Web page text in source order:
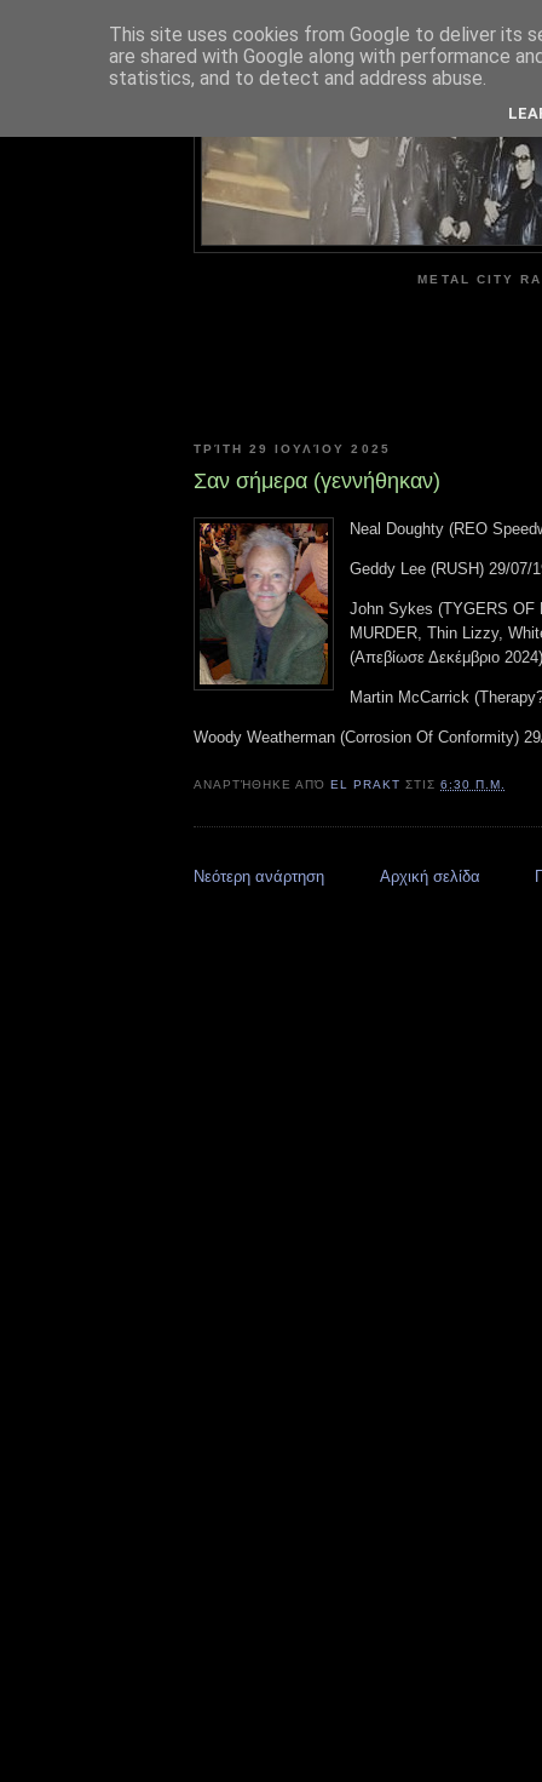
METAL CITY
ΤΡΊΤΗ 29 ΙΟΥΛΊΟΥ 2025
Σαν σήμερα (γεννήθηκαν)
Neal Doughty (REO
Geddy Lee (RUSH) 29/07/
John Sykes (TYGERS OF
MURDER, Thin Lizzy,
(Απεβίωσε Δεκέμβριο
Martin McCarrick
Woody Weatherman (Corrosion Of Conformity)
ΑΝΑΡΤΉΘΗΚΕ ΑΠΌEL PRAKT ΣΤΙΣ6:30 Π.Μ.
Νεότερη ανάρτηση Αρχική σελίδα
This site uses cookies from Google to deliver its
are shared with Google along with performance
statistics, and to detect and address abuse.